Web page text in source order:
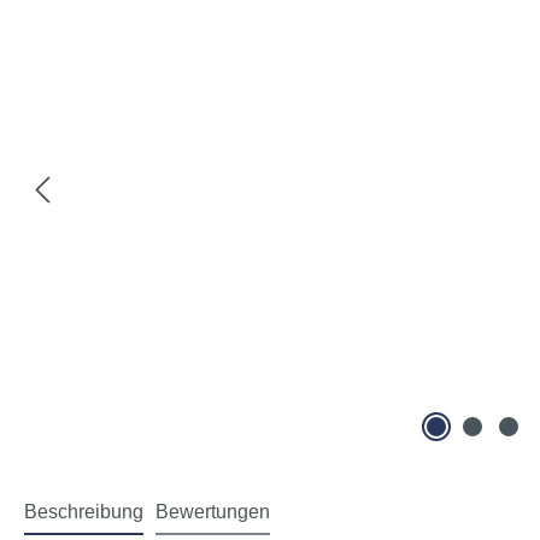
Beschreibung Bewertungen